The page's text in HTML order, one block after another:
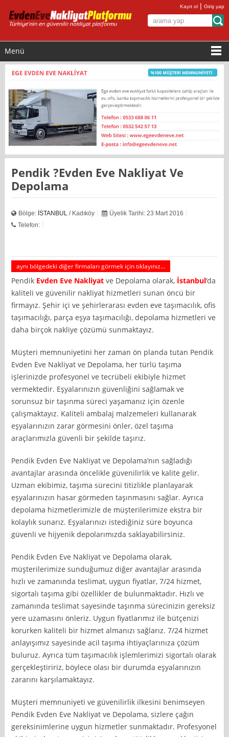
Kayıt ol |Giriş yap
Menü
Pendik ?evden Eve Nakliyat Ve
Depolama
Bölge: İSTANBUL / Kadıköy
Üyelik Tarihi: 23 Mart 2016
Telefon:
aynı bölgedeki diğer firmaları görmek için tıklayınız...
Pendik Evden Eve Nakliyat ve Depolama olarak, İstanbul‘da
kaliteli ve güvenilir nakliyat hizmetleri sunan öncü bir
firmayız. Şehir içi ve şehirlerarası evden eve taşımacılık, ofis
taşımacılığı, parça eşya taşımacılığı, depolama hizmetleri ve
daha birçok nakliye çözümü sunmaktayız.
Müşteri memnuniyetini her zaman ön planda tutan Pendik
Evden Eve Nakliyat ve Depolama, her türlü taşıma
işlerinizde profesyonel ve tecrübeli ekibiyle hizmet
vermektedir. Eşyalarınızın güvenliğini sağlamak ve
sorunsuz bir taşınma süreci yaşamanız için özenle
çalışmaktayız. Kaliteli ambalaj malzemeleri kullanarak
eşyalarınızın zarar görmesini önler, özel taşıma
araçlarımızla güvenli bir şekilde taşırız.
Pendik Evden Eve Nakliyat ve Depolama’nın sağladığı
avantajlar arasında öncelikle güvenilirlik ve kalite gelir.
Uzman ekibimiz, taşıma sürecini titizlikle planlayarak
eşyalarınızın hasar görmeden taşınmasını sağlar. Ayrıca
depolama hizmetlerimizle de müşterilerimize ekstra bir
kolaylık sunarız. Eşyalarınızı istediğiniz süre boyunca
güvenli ve hijyenik depolarımızda saklayabilirsiniz.
Pendik Evden Eve Nakliyat ve Depolama olarak,
müşterilerimize sunduğumuz diğer avantajlar arasında
hızlı ve zamanında teslimat, uygun fiyatlar, 7/24 hizmet,
sigortalı taşıma gibi özellikler de bulunmaktadır. Hızlı ve
zamanında teslimat sayesinde taşınma sürecinizin gereksiz
yere uzamasını önleriz. Uygun fiyatlarımız ile bütçenizi
korurken kaliteli bir hizmet almanızı sağlarız. 7/24 hizmet
anlayışımız sayesinde acil taşıma ihtiyaçlarınıza çözüm
buluruz. Ayrıca tüm taşımacılık işlemlerimizi sigortalı olarak
gerçekleştiririz, böylece olası bir durumda eşyalarınızın
zararını karşılamaktayız.
Müşteri memnuniyeti ve güvenilirlik ilkesini benimseyen
Pendik Evden Eve Nakliyat ve Depolama, sizlere çağın
gereksinimlerine uygun hizmetler sunmaktadır. Profesyonel